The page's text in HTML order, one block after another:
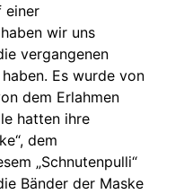
einer
wir uns
vergangenen
Es wurde von
dem Erlahmen
hatten ihre
dem
„Schnutenpulli“
Bänder der Maske